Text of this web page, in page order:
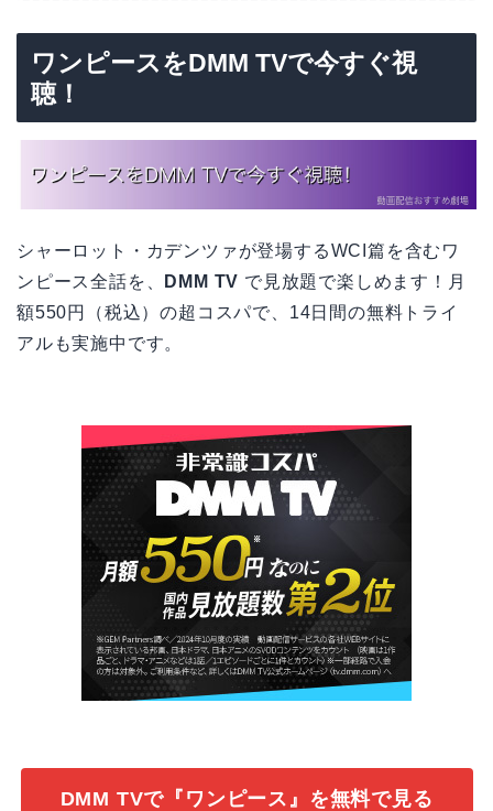
ワンピースをDMM TVで今すぐ視
聴！
シャーロット・カデンツァが登場するWCI篇を含むワ
ンピース全話を、
DMM TV で見放題で楽しめます！月
額550円（税込）の超コスパで、14日間の無料トライ
アルも実施中です。
DMM TVで『ワンピース』を無料で見る